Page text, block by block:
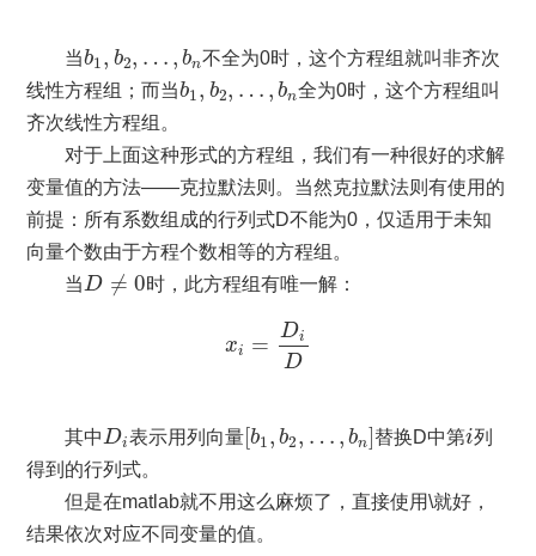
当b1, b2, … , bn
b ,b b n不全为0时，这个方程组就叫非齐次
线性方程组；而当b1, b2, … , bn
b ,b b
全为0时，这个方程组叫
齐次线性方程组。
对于上面这种形式的方程组，我们有一种很好的求解
变量值的方法——克拉默法则。当然克拉默法则有使用的
前提：所有系数组成的行列式D不能为0，仅适用于未知
向量个数由于方程个数相等的方程组。
当D ≠ 0
D≠ 0 时，此方程组有唯一解：
xi =
Di
D
iD
其中Di
Di 表示用列向量[b1, b2, … , bn]
[b ,b b n]替换D中第i
i列
得到的行列式。
但是在matlab就不用这么麻烦了，直接使用\就好，
结果依次对应不同变量的值。